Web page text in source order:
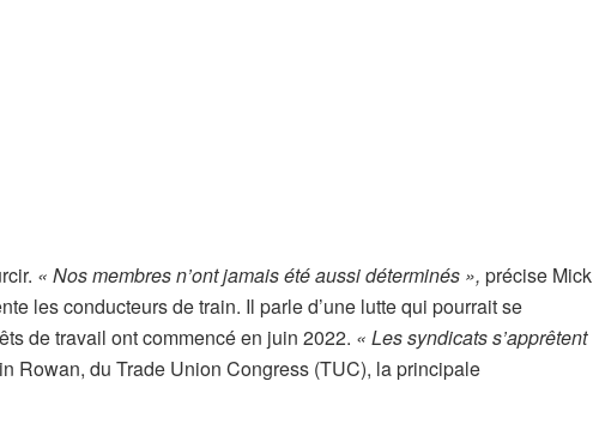
« Nos membres n’ont jamais été aussi déterminés », précise Mick
les conducteurs de train. Il parle d’une lutte qui pourrait se
de travail ont commencé en juin 2022. « Les syndicats s’apprêtent
Rowan, du Trade Union Congress (TUC), la principale